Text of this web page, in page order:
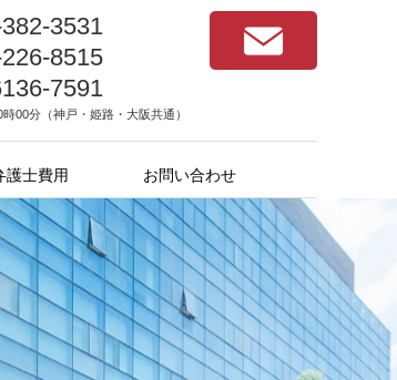
3531
8515
7591
00分（神戸・姫路・大阪共通）
護士費用 お問い合わせ